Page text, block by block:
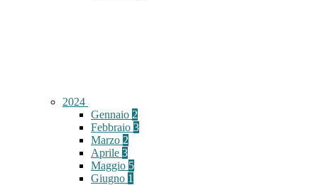
2024
Gennaio 2
Febbraio 3
Marzo 2
Aprile 3
Maggio 5
Giugno 1